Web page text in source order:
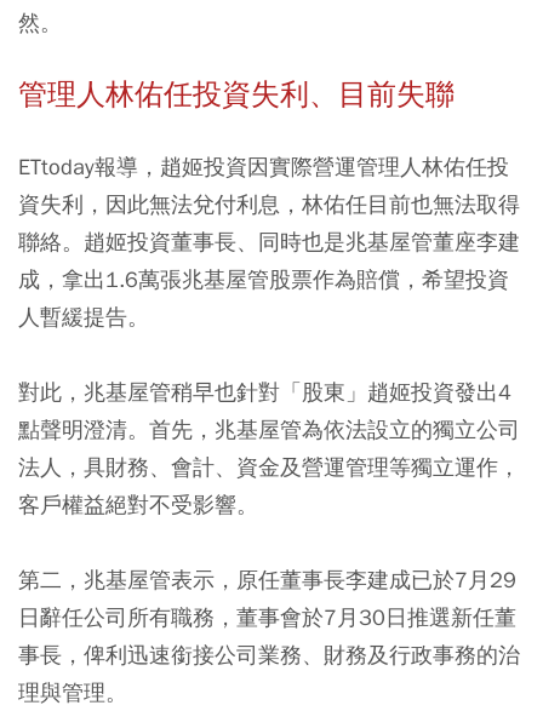
然。
管理人林佑任投資失利、目前失聯
ETtoday報導，趙姬投資因實際營運管理人林佑任投
資失利，因此無法兌付利息，林佑任目前也無法取得
聯絡。趙姬投資董事長、同時也是兆基屋管董座李建
成，拿出1.6萬張兆基屋管股票作為賠償，希望投資
人暫緩提告。
對此，兆基屋管稍早也針對「股東」趙姬投資發出4
點聲明澄清。首先，兆基屋管為依法設立的獨立公司
法人，具財務、會計、資金及營運管理等獨立運作，
客戶權益絕對不受影響。
第二，兆基屋管表示，原任董事長李建成已於7月29
日辭任公司所有職務，董事會於7月30日推選新任董
事長，俾利迅速銜接公司業務、財務及行政事務的治
理與管理。